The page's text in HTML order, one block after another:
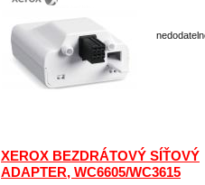
XEROX BEZDRÁTOVÝ SÍŤOVÝ
ADAPTER, WC6605/WC3615